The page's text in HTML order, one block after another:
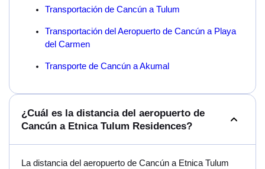
Transportación de Cancún a Tulum
Transportación del Aeropuerto de Cancún a Playa
del Carmen
Transporte de Cancún a Akumal
¿Cuál es la distancia del aeropuerto de
Cancún a Etnica Tulum Residences?
La distancia del aeropuerto de Cancún a Etnica Tulum